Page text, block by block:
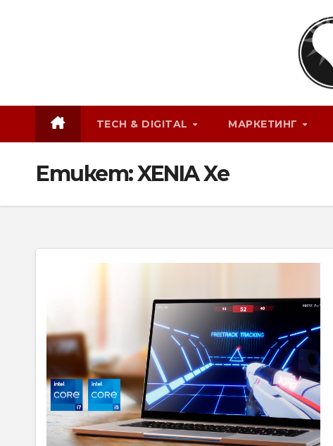
TECH & DIGITAL МАРКЕТИНГ
Етикет:XENIA Xe